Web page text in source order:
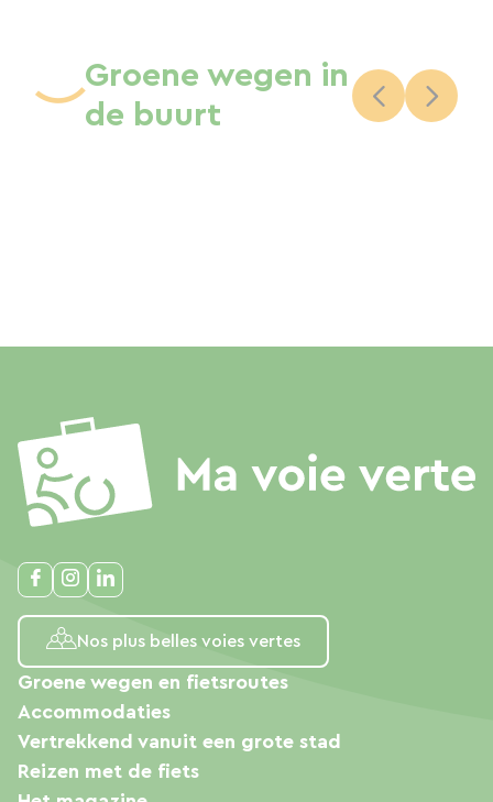
Groene wegen in
de buurt
Nos plus belles voies vertes
Groene wegen en fietsroutes
Accommodaties
Vertrekkend vanuit een grote stad
Reizen met de fiets